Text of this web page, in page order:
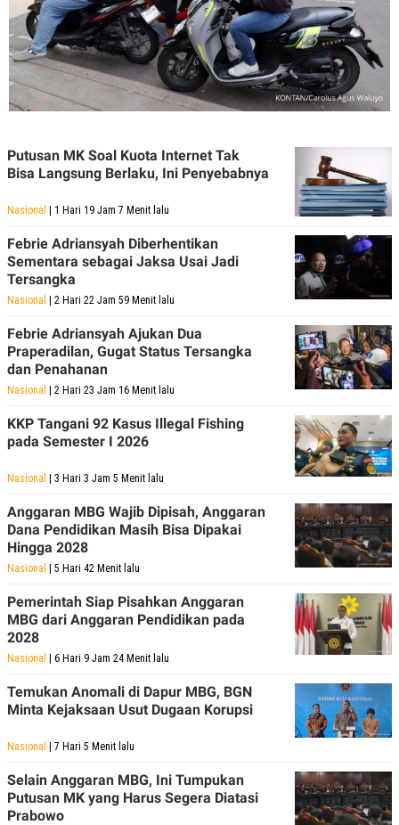
R
O
N
A
L
I
N
C
E
G
O
N
A
L
Y
G
T
E
.
.
C
I
T
A
U
K
E
S
A
T
L
I
F
T
Y
N
G
L
I
S
N
A
L
I
S
E
X
E
C
T
I
V
C
R
N
E
R
K
O
L
O
Putusan MK Soal Kuota Internet Tak
Bisa Langsung Berlaku, Ini Penyebabnya
Nasional | 1 Hari 19 Jam 7 Menit lalu
Febrie Adriansyah Diberhentikan
Sementara sebagai Jaksa Usai Jadi
Tersangka
Nasional | 2 Hari 22 Jam 59 Menit lalu
Febrie Adriansyah Ajukan Dua
Praperadilan, Gugat Status Tersangka
dan Penahanan
Nasional | 2 Hari 23 Jam 16 Menit lalu
KKP Tangani 92 Kasus Illegal Fishing
pada Semester I 2026
Nasional | 3 Hari 3 Jam 5 Menit lalu
Anggaran MBG Wajib Dipisah, Anggaran
Dana Pendidikan Masih Bisa Dipakai
Hingga 2028
Nasional | 5 Hari 42 Menit lalu
Pemerintah Siap Pisahkan Anggaran
MBG dari Anggaran Pendidikan pada
2028
Nasional | 6 Hari 9 Jam 24 Menit lalu
Temukan Anomali di Dapur MBG, BGN
Minta Kejaksaan Usut Dugaan Korupsi
Nasional | 7 Hari 5 Menit lalu
Selain Anggaran MBG, Ini Tumpukan
Putusan MK yang Harus Segera Diatasi
Prabowo